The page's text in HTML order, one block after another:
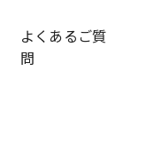
よくあるご質
問